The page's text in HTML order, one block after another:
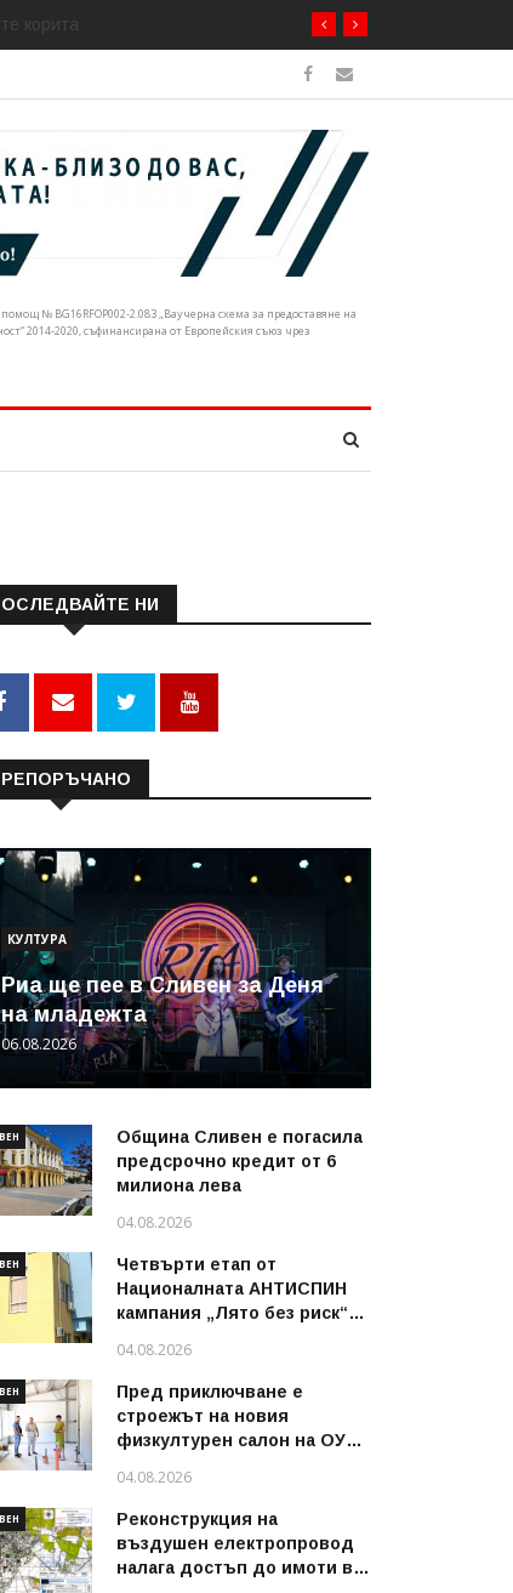
корита
№ BG16RFOP002-2.083 „Ваучерна схема за предоставяне на
2014-2020, съфинансирана от Европейския съюз чрез
НИ
КУЛТУРА
Риа ще пее в Сливен за Деня
на младежта
06.08.2026
Община Сливен е погасила
предсрочно кредит от 6
милиона лева
04.08.2026
Четвърти етап от
Националната АНТИСПИН
кампания „Лято без риск“
през август 2026 г.
04.08.2026
Пред приключване е
строежът на новия
физкултурен салон на ОУ
Сливен
04.08.2026
Реконструкция на
въздушен електропровод
налага достъп до имоти в